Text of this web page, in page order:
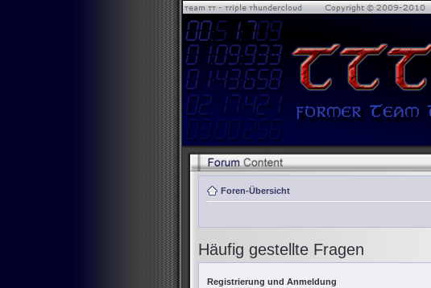
Foren-Übersicht
Häufig gestellte Fragen
Registrierung und Anmeldung